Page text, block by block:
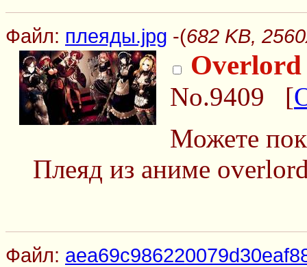
Файл: плеяды.jpg -(682 KB,
Overlord
No.9409 [
Можете
Плеяд из аниме
Файл: